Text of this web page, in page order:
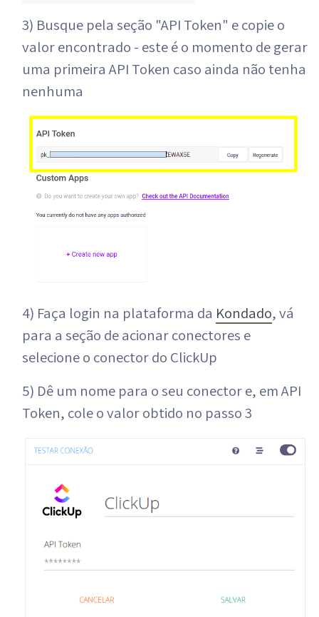
3) Busque pela seção "API Token" e copie o
valor encontrado - este é o momento de gerar
uma primeira API Token caso ainda não tenha
nenhuma
4) Faça login na plataforma da Kondado, vá
para a seção de acionar conectores e
selecione o conector do ClickUp
5) Dê um nome para o seu conector e, em API
Token, cole o valor obtido no passo 3